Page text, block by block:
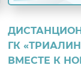
ГК
ВМЕСТЕ К